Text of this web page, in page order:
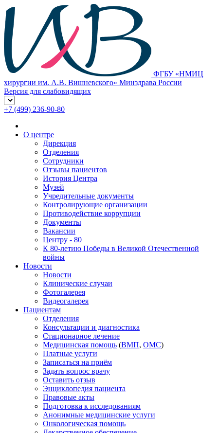
ФГБУ «НМИЦ
хирургии им. А.В. Вишневского» Минздрава России
Версия для слабовидящих
+7 (499) 236-90-80
О центре
Дирекция
Отделения
Сотрудники
Отзывы пациентов
История Центра
Музей
Учредительные документы
Контролирующие организации
Противодействие коррупции
Документы
Вакансии
Центру - 80
К 80-летию Победы в Великой Отечественной
войны
Новости
Новости
Клинические случаи
Фотогалерея
Видеогалерея
Пациентам
Отделения
Консультации и диагностика
Стационарное лечение
Медицинская помощь (ВМП, ОМС)
Платные услуги
Записаться на приём
Задать вопрос врачу
Оставить отзыв
Энциклопедия пациента
Правовые акты
Подготовка к исследованиям
Анонимные медицинские услуги
Онкологическая помощь